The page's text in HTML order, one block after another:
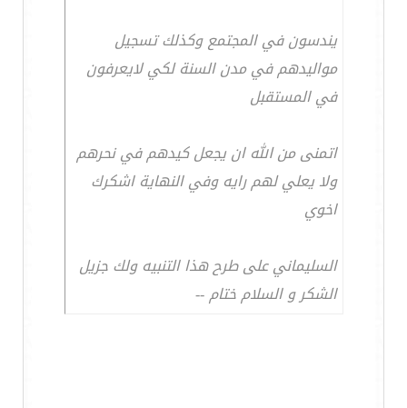
يندسون في المجتمع وكذلك تسجيل
مواليدهم في مدن السنة لكي لايعرفون
في المستقبل
اتمنى من الله ان يجعل كيدهم في نحرهم
ولا يعلي لهم رايه وفي النهاية اشكرك
اخوي
السليماني على طرح هذا التنبيه ولك جزيل
الشكر و السلام ختام --